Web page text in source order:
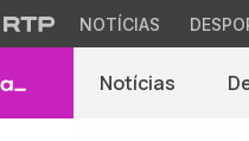
NOTÍCIAS
Notícias